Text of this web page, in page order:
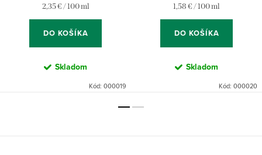
Jednotková
2,35 € / 100 ml
DO KOŠÍKA
Skladom
Kód: 000019
Jednotková
1,58 € / 100 ml
DO KOŠÍKA
Skladom
Kód: 000020